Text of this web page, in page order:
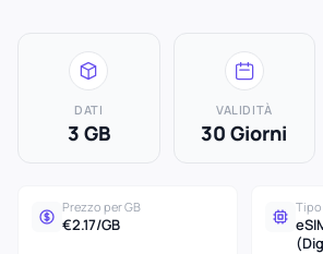
DATI
3 GB
VALIDITÀ
30 Giorni
Prezzo per GB
€2.17/GB
Tipo